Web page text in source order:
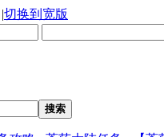
|切换到宽版
搜索